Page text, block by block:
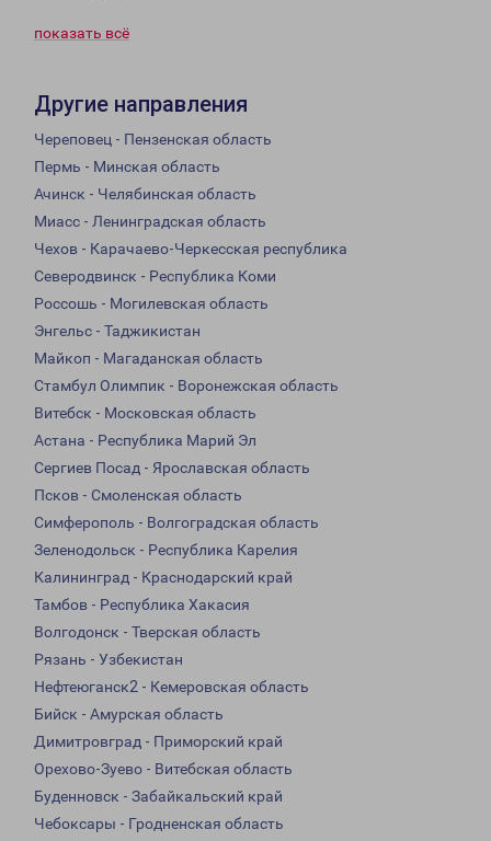
показать всё
Другие направления
Череповец - Пензенская область
Пермь - Минская область
Ачинск - Челябинская область
Миасс - Ленинградская область
Чехов - Карачаево-Черкесская республика
Северодвинск - Республика Коми
Россошь - Могилевская область
Энгельс - Таджикистан
Майкоп - Магаданская область
Стамбул Олимпик - Воронежская область
Витебск - Московская область
Астана - Республика Марий Эл
Сергиев Посад - Ярославская область
Псков - Смоленская область
Симферополь - Волгоградская область
Зеленодольск - Республика Карелия
Калининград - Краснодарский край
Тамбов - Республика Хакасия
Волгодонск - Тверская область
Рязань - Узбекистан
Нефтеюганск2 - Кемеровская область
Бийск - Амурская область
Димитровград - Приморский край
Орехово-Зуево - Витебская область
Буденновск - Забайкальский край
Чебоксары - Гродненская область